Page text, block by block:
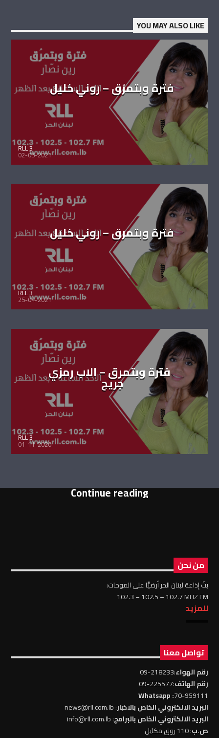
YOU MAY ALSO LIKE
فترة وبتمرُق – روني خليل
RLL 3
02-05-2021
فترة وبتمرق – روني خليل
RLL 3
25-04-2021
فترة وبتمرق – الاب رمزي
جريج
RLL 3
01-11-2020
Continue reading
من نحن
بثّ إذاعة لبنان الحر أرضيًّا على الموجات:
102.3 – 102.5 – 102.7 MHZ FM
للمزيد
تواصل معنا
رقم الهواء:218233-09
رقم الهاتف:225577-09
70-959111
: Whatsapp
البريد الالكتروني الخاص بالاخبار: news@rll.com.lb
البريد الالكتروني الخاص بالبرامج: info@rll.com.lb
ص.ب: 110 زوق مكايل